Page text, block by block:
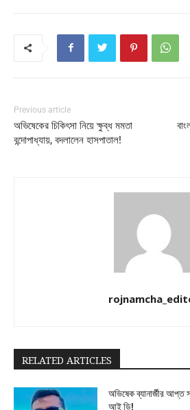
Previous article
অভিষেকের চিকিৎসা নিয়ে ক্ষুব্ধ মমতা
বন্দোপাধ্যায়, বদলালেন হাসপাতাল!
RELATED ARTICLES
অভিষেক ব্যানার্জীর
আই ডি!